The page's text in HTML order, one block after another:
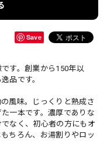
Save
す。創業から150年以
品です。
風味。じっくりと熟成さ
一本です。濃厚でありな
なく、初心者の方にもオ
ちろん、お湯割りやロッ